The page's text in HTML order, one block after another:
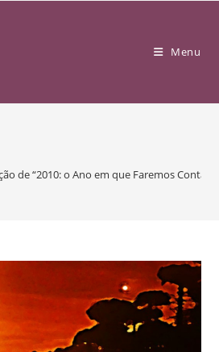
Menu
de “2010: o Ano em que Faremos